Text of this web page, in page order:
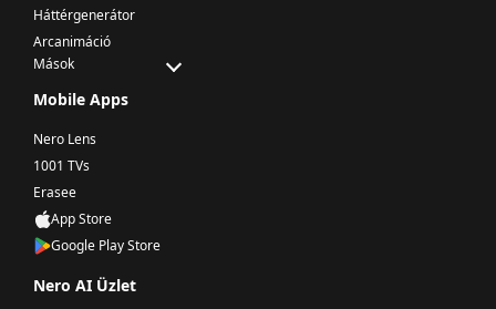
Háttérgenerátor
Arcanimáció
Mások
Mobile Apps
Nero Lens
1001 TVs
Erasee
App Store
Google Play Store
Nero AI Üzlet